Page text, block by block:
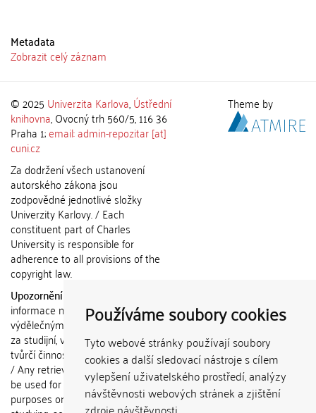
Používáme soubory cookies
Tyto webové stránky používají soubory
cookies a další sledovací nástroje s cílem
vylepšení uživatelského prostředí, analýzy
návštěvnosti webových stránek a zjištění
Metadata
Zobrazit celý záznam
© 2025 Univerzita Karlova,Ústřední
knihovna, Ovocný trh 560/5, 116 36
Praha 1;email: admin-repozitar [at]
cuni.cz
Za dodržení všech ustanovení
autorského zákona jsou
zodpovědné jednotlivé složky
Univerzity Karlovy. / Each
constituent part of Charles
University is responsible for
adherence to all provisions of the
copyright law.
Upozornění / Notice:
informace nemohou být použity k
výdělečným účelům nebo vydávány
za studijní, vědeckou nebo jinou
tvůrčí činnost jiné osoby než autora.
/ Any retrieved information shall not
be used for any commercial
purposes or claimed as results of
Theme by